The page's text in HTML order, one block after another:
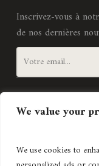
We value your
We use cookies to
Inscrivez-vous à
de nos dernières
Création de site